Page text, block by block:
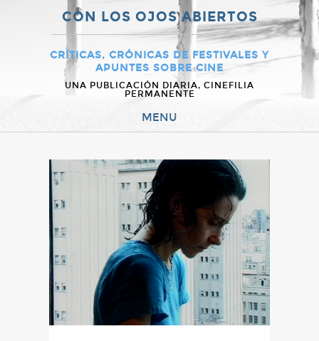
CON LOS OJOS ABIERTOS
CRÍTICAS, CRÓNICAS DE FESTIVALES Y
APUNTES SOBRE CINE
UNA PUBLICACIÓN DIARIA, CINEFILIA
PERMANENTE
MENU